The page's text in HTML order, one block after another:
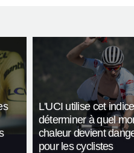
L'UCI utilise cet
déterminer à quel
chaleur devient
pour les cyclistes